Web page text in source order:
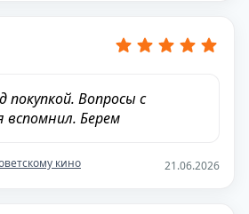
покупкой. Вопросы с
Берем
кино 21.06.2026